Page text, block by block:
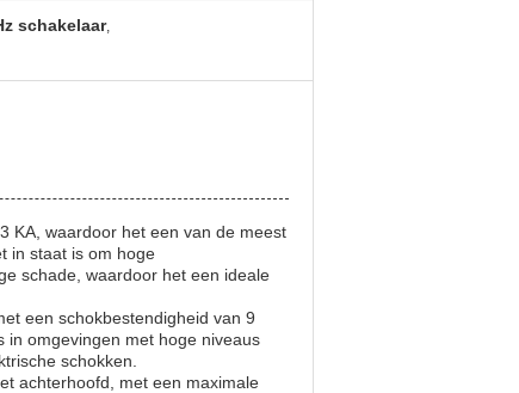
schakelaar,
KA, waardoor het een van de meest
in staat is om hoge
schade, waardoor het een ideale
een schokbestendigheid van 9
in omgevingen met hoge niveaus
schokken.
achterhoofd, met een maximale